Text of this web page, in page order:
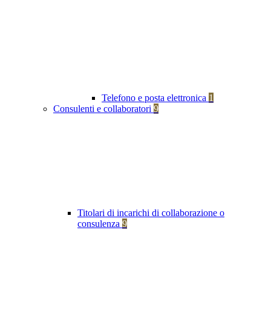
Telefono e posta elettronica 1
Consulenti e collaboratori 9
Titolari di incarichi di collaborazione o
consulenza 9